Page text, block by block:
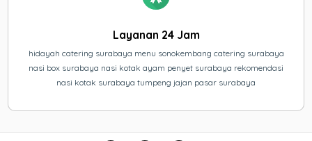
Layanan 24 Jam
hidayah catering surabaya menu sonokembang catering surabaya
nasi box surabaya nasi kotak ayam penyet surabaya rekomendasi
nasi kotak surabaya tumpeng jajan pasar surabaya